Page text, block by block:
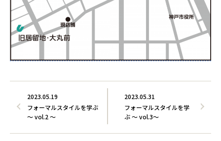
2023.05.31
フォーマルスタイルを学
ぶ ～ vol.3～
2023.05.19
フォーマルスタイルを学ぶ
～ vol.2 ～